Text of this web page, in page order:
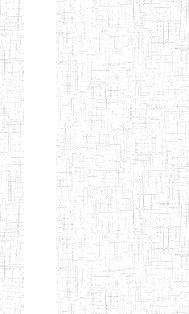
ENI
Chercher:
Effacer les filtres
Denomination
Type